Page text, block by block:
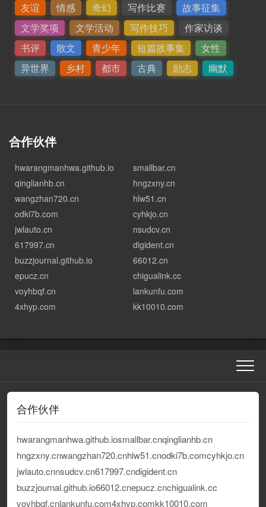
友谊
情感 奇幻 写作比赛
故事征集
文学奖项
文学活动 写作技巧
作家访谈
书评
散文 青少年 短篇故事集
女性
异世界
乡村 都市 古典 励志 幽默
合作伙伴
hwarangmanhwa.github.io
smallbar.cn
qinglianhb.cn
hngzxny.cn
wangzhan720.cn
hlw51.cn
odki7b.com
cyhkjo.cn
jwlauto.cn
nsudcv.cn
617997.cn
digident.cn
buzzjournal.github.io
66012.cn
epucz.cn
chigualink.cc
voyhbqf.cn
lankunfu.com
4xhyp.com
kk10010.com
合作伙伴
hwarangmanhwa.github.iosmallbar.cnqinglianhb.cn
hngzxny.cnwangzhan720.cnhlw51.cnodki7b.comcyhkjo.cn
jwlauto.cnnsudcv.cn617997.cndigident.cn
buzzjournal.github.io66012.cnepucz.cnchigualink.cc
voyhbqf.cnlankunfu.com4xhyp.comkk10010.com